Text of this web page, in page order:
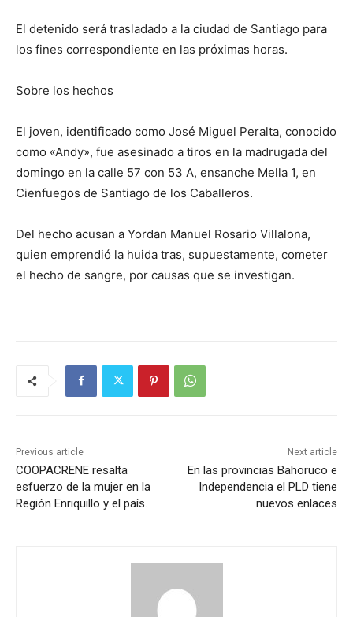
El detenido será trasladado a la ciudad de Santiago para
los fines correspondiente en las próximas horas.
Sobre los hechos
El joven, identificado como José Miguel Peralta, conocido
como «Andy», fue asesinado a tiros en la madrugada del
domingo en la calle 57 con 53 A, ensanche Mella 1, en
Cienfuegos de Santiago de los Caballeros.
Del hecho acusan a Yordan Manuel Rosario Villalona,
quien emprendió la huida tras, supuestamente, cometer
el hecho de sangre, por causas que se investigan.
Previous article
COOPACRENE resalta
esfuerzo de la mujer en la
Región Enriquillo y el país.
Next article
En las provincias Bahoruco e
Independencia el PLD tiene
nuevos enlaces